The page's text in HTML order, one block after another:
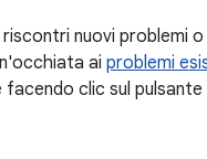
nuovi problemi
ai problemi
clic sul